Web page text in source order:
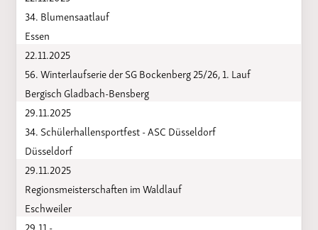
34. Blumensaatlauf
Essen
22.11.2025
56. Winterlaufserie der SG Bockenberg 25/26, 1. Lauf
Bergisch Gladbach-Bensberg
29.11.2025
34. Schülerhallensportfest - ASC Düsseldorf
Düsseldorf
29.11.2025
Regionsmeisterschaften im Waldlauf
Eschweiler
29.11 -